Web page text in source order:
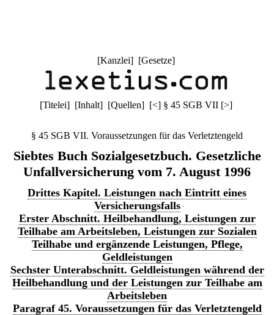
[Kanzlei] [Gesetze]
[Titelei] [Inhalt] [Quellen] [<] § 45 SGB VII [>]
§ 45 SGB VII. Voraussetzungen für das Verletztengeld
Siebtes Buch Sozialgesetzbuch. Gesetzliche
Unfallversicherung vom 7. August 1996
Drittes Kapitel. Leistungen nach Eintritt eines
Versicherungsfalls
Erster Abschnitt. Heilbehandlung, Leistungen zur
Teilhabe am Arbeitsleben, Leistungen zur Sozialen
Teilhabe und ergänzende Leistungen, Pflege,
Geldleistungen
Sechster Unterabschnitt. Geldleistungen während der
Heilbehandlung und der Leistungen zur Teilhabe am
Arbeitsleben
Paragraf 45. Voraussetzungen für das Verletztengeld